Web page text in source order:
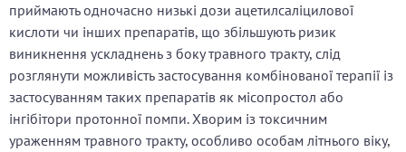
приймають одночасно низькі дози ацетилсаліцилової
кислоти чи інших препаратів, що збільшують ризик
виникнення ускладнень з боку травного тракту, слід
розглянути можливість застосування комбінованої терапії із
застосуванням таких препаратів як місопростол або
інгібітори протонної помпи. Хворим із токсичним
ураженням травного тракту, особливо особам літнього віку,